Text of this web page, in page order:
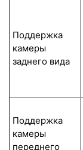
Поддержка
камеры
заднего вида
Поддержка
камеры
переднего